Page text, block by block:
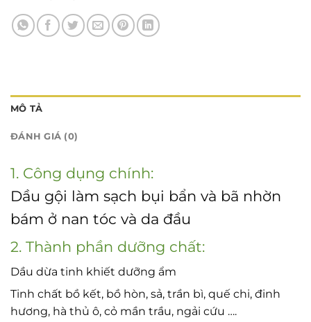
MÔ TẢ
ĐÁNH GIÁ (0)
1. Công dụng chính:
Dầu gội làm sạch bụi bẩn và bã nhờn
bám ở nan tóc và da đầu
2. Thành phần dưỡng chất:
Dầu dừa tinh khiết dưỡng ẩm
Tinh chất bồ kết, bồ hòn, sả, trần bì, quế chi, đinh
hương, hà thủ ô, cỏ mần trầu, ngải cứu ….